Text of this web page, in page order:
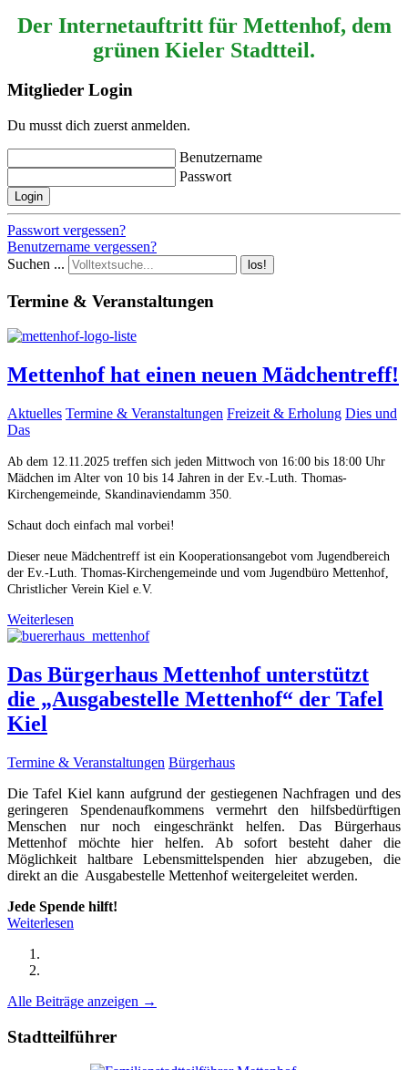
Der Internetauftritt für Mettenhof, dem
grünen Kieler Stadtteil.
Mitglieder Login
Du musst dich zuerst anmelden.
Benutzername
Passwort
Login
Passwort vergessen?
Benutzername vergessen?
Suchen ...
los!
Termine & Veranstaltungen
Mettenhof hat einen neuen Mädchentreff!
Aktuelles Termine & Veranstaltungen Freizeit & Erholung Dies und
Das
Ab dem 12.11.2025 treffen sich jeden Mittwoch von 16:00 bis 18:00 Uhr
Mädchen im Alter von 10 bis 14 Jahren in der Ev.-Luth. Thomas-
Kirchengemeinde, Skandinaviendamm 350.
Schaut doch einfach mal vorbei!
Dieser neue Mädchentreff ist ein Kooperationsangebot vom Jugendbereich
der Ev.-Luth. Thomas-Kirchengemeinde und vom Jugendbüro Mettenhof,
Christlicher Verein Kiel e.V.
Weiterlesen
Das Bürgerhaus Mettenhof unterstützt
die „Ausgabestelle Mettenhof“ der Tafel
Kiel
Termine & Veranstaltungen Bürgerhaus
Die Tafel Kiel kann aufgrund der gestiegenen Nachfragen und des
geringeren Spendenaufkommens vermehrt den hilfsbedürftigen
Menschen nur noch eingeschränkt helfen. Das Bürgerhaus
Mettenhof möchte hier helfen. Ab sofort besteht daher die
Möglichkeit haltbare Lebensmittelspenden hier abzugeben, die
direkt an die Ausgabestelle Mettenhof weitergeleitet werden.
Jede Spende hilft!
Weiterlesen
Alle Beiträge anzeigen →
Stadtteilführer